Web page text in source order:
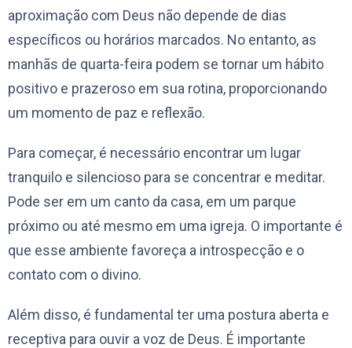
aproximação com Deus não depende de dias
específicos ou horários marcados. No entanto, as
manhãs de quarta-feira podem se tornar um hábito
positivo e prazeroso em sua rotina, proporcionando
um momento de paz e reflexão.
Para começar, é necessário encontrar um lugar
tranquilo e silencioso para se concentrar e meditar.
Pode ser em um canto da casa, em um parque
próximo ou até mesmo em uma igreja. O importante é
que esse ambiente favoreça a introspecção e o
contato com o divino.
Além disso, é fundamental ter uma postura aberta e
receptiva para ouvir a voz de Deus. É importante